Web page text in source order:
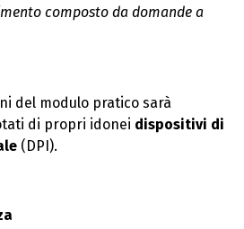
composto da domande a
del modulo pratico sarà
di propri idonei dispositivi di
(DPI).